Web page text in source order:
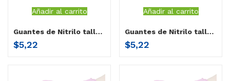
Añadir al carrito
Guantes de Nitrilo talla M
$5,22
Añadir al carrito
Guantes de Nitrilo talla L
$5,22